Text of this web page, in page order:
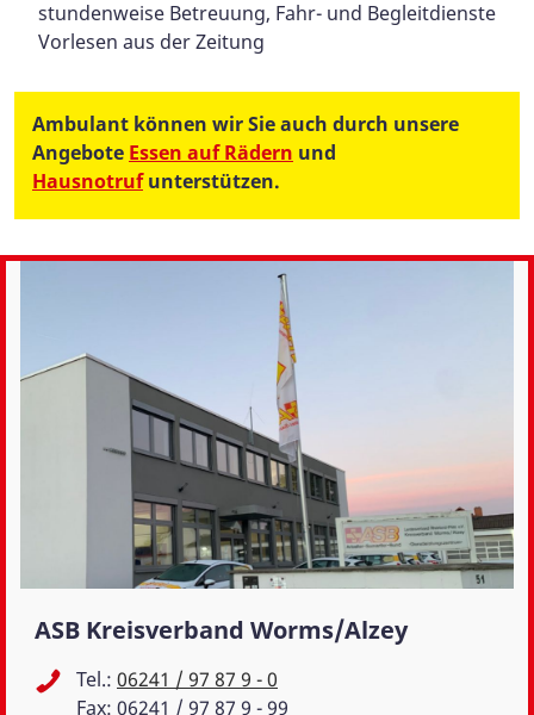
stundenweise Betreuung, Fahr- und Begleitdienste
Vorlesen aus der Zeitung
Ambulant können wir Sie auch durch unsere
Angebote Essen auf Rädern und
Hausnotrufunterstützen.
ASB Kreisverband Worms/Alzey
Tel.: 06241 / 97 87 9 - 0
Fax: 06241 / 97 87 9 - 99